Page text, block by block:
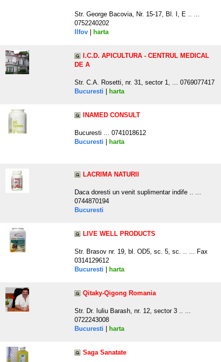
Str. George Bacovia, Nr. 15-17, Bl. I, E .. ...
0752240202
Ilfov
harta
I.C.D. APICULTURA - CENTRUL MEDICAL
DE A
Str. C.A. Rosetti, nr. 31, sector 1, ... 0769077417
Bucuresti
harta
INAMED CONSULT
Bucuresti ... 0741018612
Bucuresti
harta
LACRIMA NATURII
Daca doresti un venit suplimentar indife .. ...
0744870194
Bucuresti
LIVE WELL PRODUCTS
Str. Brasov nr. 19, bl. OD5, sc. 5, sc. .. ... Fax
0314129612
Bucuresti
harta
Qitaky-Qigong Romania
Str. Dr. Iuliu Barash, nr. 12, sector 3 .. ...
0722243008
Bucuresti
harta
Saga Sanatate